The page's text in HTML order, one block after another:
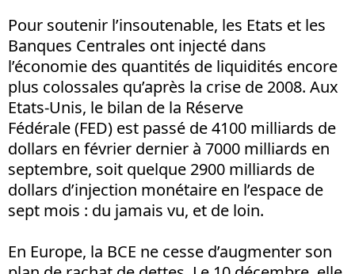
Pour soutenir l’insoutenable, les Etats et les
Banques Centrales ont injecté dans
l’économie des quantités de liquidités encore
plus colossales qu’après la crise de 2008. Aux
Etats-Unis, le bilan de la Réserve
Fédérale (FED) est passé de 4100 milliards de
dollars en février dernier à 7000 milliards en
septembre, soit quelque 2900 milliards de
dollars d’injection monétaire en l’espace de
sept mois : du jamais vu, et de loin.
En Europe, la BCE ne cesse d’augmenter son